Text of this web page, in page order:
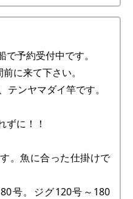
予約受付中です。
に来て下さい。
ンヤマダイ竿です。
ずに！！
。魚に合った仕掛けで
号。ジグ120号～180